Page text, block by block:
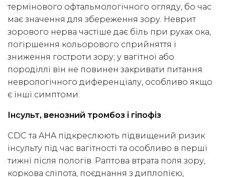
термінового офтальмологічного огляду, бо час
має значення для збереження зору. Неврит
зорового нерва частіше дає біль при рухах ока,
погіршення кольорового сприйняття і
зниження гостроти зору; у вагітної або
породіллі він не повинен закривати питання
неврологічного диференціалу, особливо якщо
є інші симптоми.
Інсульт, венозний тромбоз і гіпофіз
CDC та AHA підкреслюють підвищений ризик
інсульту під час вагітності та особливо в перші
тижні після пологів. Раптова втрата поля зору,
коркова сліпота, поєднання з диплопією,